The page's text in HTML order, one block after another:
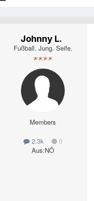
Johnny L.
Fußball. Jung. Seife.
Members
2.3k
0
Aus:NÖ